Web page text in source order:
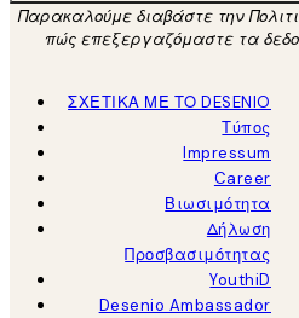
Παρακαλούμε διαβάστε την
πώς επεξεργαζόμαστε τα
ΣΧΕΤΙΚΑ ΜΕ ΤΟ DESENIO
Τύπος
Impressum
Career
Βιωσιμότητα
Δήλωση
Προσβασιμότητας
YouthiD
Desenio Ambassador